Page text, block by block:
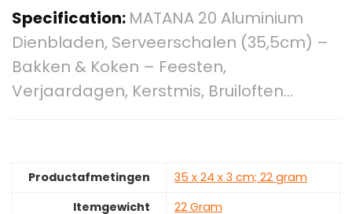
Specification: MATANA 20 Aluminium
Dienbladen, Serveerschalen (35,5cm) –
Bakken & Koken – Feesten,
Verjaardagen, Kerstmis, Bruiloften…
Productafmetingen
‎35 x 24 x 3 cm; 22 gram
Itemgewicht
‎22 Gram